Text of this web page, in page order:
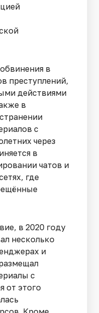
в
преступлений,
действиями
в
с
через
в
чатов и
где
в 2020 году
несколько
и
с
от этого